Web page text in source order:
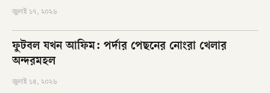
জুলাই ১৭, ২০২৬
ফুটবল যখন আফিম: পর্দার পেছনের নোংরা খেলার
অন্দরমহল
জুলাই ১৪, ২০২৬